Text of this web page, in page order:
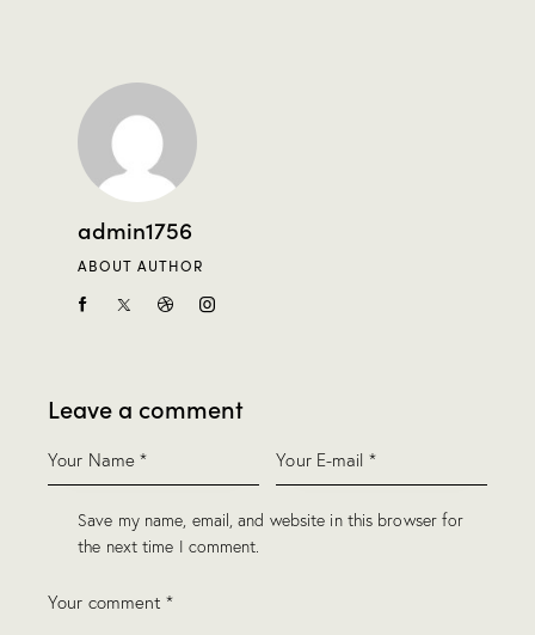
admin1756
ABOUT AUTHOR
Leave a comment
Save my name, email, and website in this browser for
the next time I comment.